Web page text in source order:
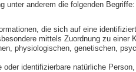
unter anderem die folgenden Begriffe:
die sich auf eine
mittels Zuordnung zu einer
physiologischen, genetischen,
identifizierbare natürliche